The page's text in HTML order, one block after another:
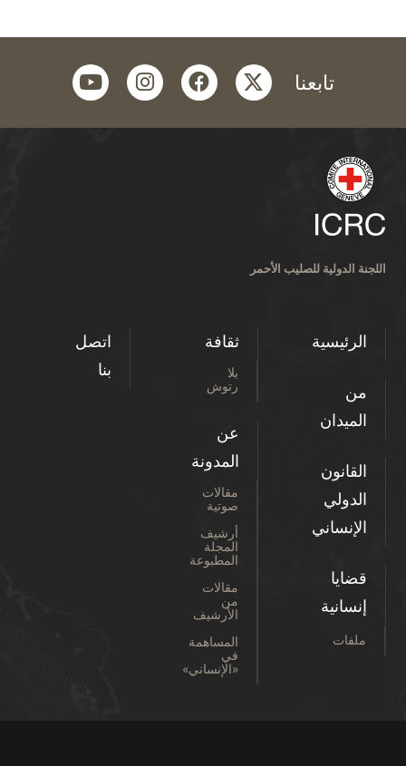
تابعنا twitter
facebook
instagram
youtube
اللجنة الدولية للصليب الأحمر
الرئيسية
من
الميدان
القانون
الدولي
الإنساني
قضايا
إنسانية
ملفات
ثقافة
بلا
رتوش
عن
المدونة
مقالات
صوتية
أرشيف
المجلة
المطبوعة
مقالات
من
الأرشيف
المساهمة
في
«الإنساني»
اتصل
بنا